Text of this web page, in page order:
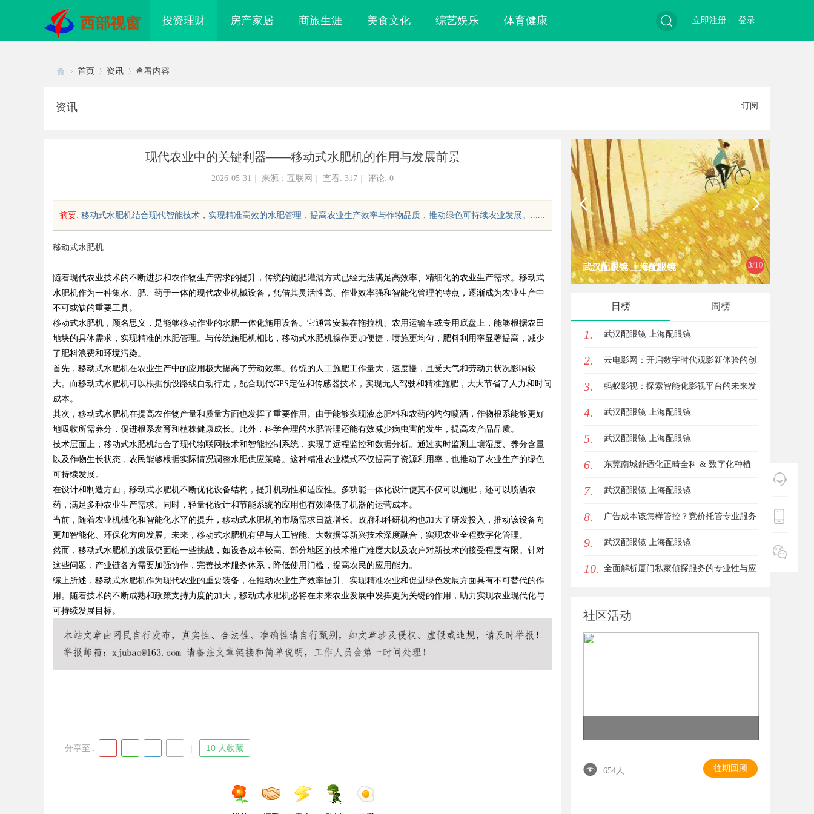
西部视窗 投资理财 房产家居 商旅生涯 美食文化 综艺娱乐 体育健康 登录
立即注册
sc
uz
!
Bo
首页 资讯 查看内容
资讯 订阅
现代农业中的关键利器——移动式水肥机的作用与发展前景
2026-05-31 来源：互联网 查看: 317 评论: 0
摘要: 移动式水肥机结合现代智能技术，实现精准高效的水肥管理，提高农业生产效率与作物品质，推动绿色可持续农业发展。......
移动式水肥机
随着现代农业技术的不断进步和农作物生产需求的提升，传统的施肥灌溉方式已经无法满足高效率、精细化的农业生产需求。移动式
水肥机作为一种集水、肥、药于一体的现代农业机械设备，凭借其灵活性高、作业效率强和智能化管理的特点，逐渐成为农业生产中
不可或缺的重要工具。
移动式水肥机，顾名思义，是能够移动作业的水肥一体化施用设备。它通常安装在拖拉机、农用运输车或专用底盘上，能够根据农田
地块的具体需求，实现精准的水肥管理。与传统施肥机相比，移动式水肥机操作更加便捷，喷施更均匀，肥料利用率显著提高，减少
了肥料浪费和环境污染。
首先，移动式水肥机在农业生产中的应用极大提高了劳动效率。传统的人工施肥工作量大，速度慢，且受天气和劳动力状况影响较
大。而移动式水肥机可以根据预设路线自动行走，配合现代GPS定位和传感器技术，实现无人驾驶和精准施肥，大大节省了人力和时间
成本。
其次，移动式水肥机在提高农作物产量和质量方面也发挥了重要作用。由于能够实现液态肥料和农药的均匀喷洒，作物根系能够更好
地吸收所需养分，促进根系发育和植株健康成长。此外，科学合理的水肥管理还能有效减少病虫害的发生，提高农产品品质。
技术层面上，移动式水肥机结合了现代物联网技术和智能控制系统，实现了远程监控和数据分析。通过实时监测土壤湿度、养分含量
以及作物生长状态，农民能够根据实际情况调整水肥供应策略。这种精准农业模式不仅提高了资源利用率，也推动了农业生产的绿色
可持续发展。
在设计和制造方面，移动式水肥机不断优化设备结构，提升机动性和适应性。多功能一体化设计使其不仅可以施肥，还可以喷洒农
药，满足多种农业生产需求。同时，轻量化设计和节能系统的应用也有效降低了机器的运营成本。
当前，随着农业机械化和智能化水平的提升，移动式水肥机的市场需求日益增长。政府和科研机构也加大了研发投入，推动该设备向
更加智能化、环保化方向发展。未来，移动式水肥机有望与人工智能、大数据等新兴技术深度融合，实现农业全程数字化管理。
然而，移动式水肥机的发展仍面临一些挑战，如设备成本较高、部分地区的技术推广难度大以及农户对新技术的接受程度有限。针对
这些问题，产业链各方需要加强协作，完善技术服务体系，降低使用门槛，提高农民的应用能力。
综上所述，移动式水肥机作为现代农业的重要装备，在推动农业生产效率提升、实现精准农业和促进绿色发展方面具有不可替代的作
用。随着技术的不断成熟和政策支持力度的加大，移动式水肥机必将在未来农业发展中发挥更为关键的作用，助力实现农业现代化与
可持续发展目标。
分享至 : 10 人收藏
3/10
武汉配眼镜 上海配眼镜
日榜 周榜
1. 武汉配眼镜 上海配眼镜
2. 云电影网：开启数字时代观影新体验的创
新平台
3. 蚂蚁影视：探索智能化影视平台的未来发
展路径
4. 武汉配眼镜 上海配眼镜
5. 武汉配眼镜 上海配眼镜
6. 东莞南城舒适化正畸全科 & 数字化种植
诊疗专业指南
7. 武汉配眼镜 上海配眼镜
8. 广告成本该怎样管控？竞价托管专业服务
商俐麸科技
9. 武汉配眼镜 上海配眼镜
10. 全面解析厦门私家侦探服务的专业性与应
社区活动
654人 往期回顾